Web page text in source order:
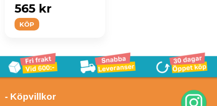
för...
KÖP
565 kr
- Köpvillkor